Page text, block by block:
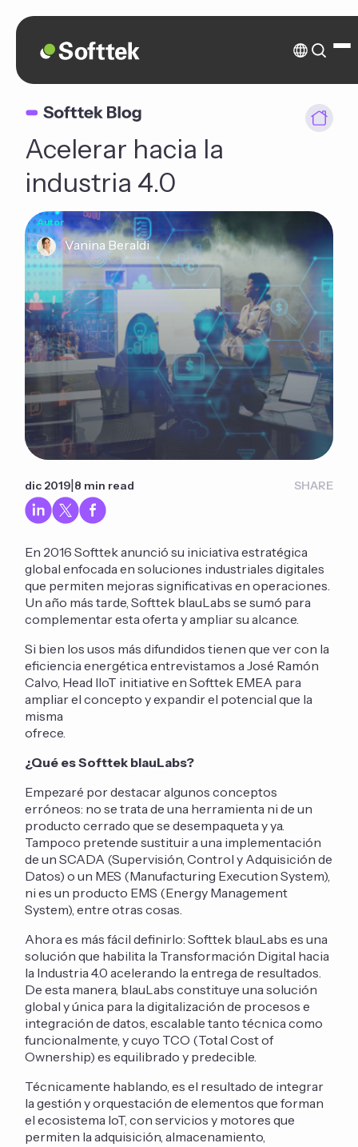
Acelerar hacia la
industria 4.0
Autor
Vanina Beraldi
dic 2019|8 min read SHARE
En 2016 Softtek anunció su iniciativa estratégica
global enfocada en soluciones industriales digitales
que permiten mejoras significativas en operaciones.
Un año más tarde, Softtek blauLabs se sumó para
complementar esta oferta y ampliar su alcance.
Si bien los usos más difundidos tienen que ver con la
eficiencia energética entrevistamos a José Ramón
Calvo, Head IIoT initiative en Softtek EMEA para
ampliar el concepto y expandir el potencial que la
misma
ofrece.
¿Qué es Softtek blauLabs?
Empezaré por destacar algunos conceptos
erróneos: no se trata de una herramienta ni de un
producto cerrado que se desempaqueta y ya.
Tampoco pretende sustituir a una implementación
de un SCADA (Supervisión, Control y Adquisición de
Datos) o un MES (Manufacturing Execution System),
ni es un producto EMS (Energy Management
System), entre otras cosas.
Ahora es más fácil definirlo: Softtek blauLabs es una
solución que habilita la Transformación Digital hacia
la Industria 4.0 acelerando la entrega de resultados.
De esta manera, blauLabs constituye una solución
global y única para la digitalización de procesos e
integración de datos, escalable tanto técnica como
funcionalmente, y cuyo TCO (Total Cost of
Ownership) es equilibrado y predecible.
Técnicamente hablando, es el resultado de integrar
la gestión y orquestación de elementos que forman
el ecosistema IoT, con servicios y motores que
permiten la adquisición, almacenamiento,